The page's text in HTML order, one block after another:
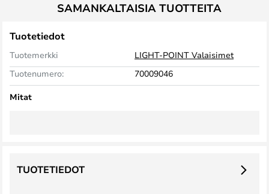
SAMANKALTAISIA TUOTTEITA
Tuotetiedot
Tuotemerkki
LIGHT-POINT Valaisimet
Tuotenumero:
70009046
Mitat
TUOTETIEDOT